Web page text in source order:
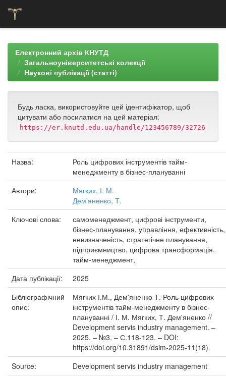
navigationЕлектронний архів КНУТД
Загальноуніверситетські колекції
Наукові публікації (статті)
Будь ласка, використовуйте цей ідентифікатор, щоб
цитувати або посилатися на цей матеріал:
https://er.knutd.edu.ua/handle/123456789/32726
Назва:
Роль цифрових інструментів тайм-
менеджменту в бізнес-плануванні
Автори:
Мягких, І. М.
Дем'яненко, Т.
Ключові слова:
самоменеджмент, цифрові інструменти,
бізнес-планування, управління, ефективність,
невизначеність, стратегічне планування,
підприємництво, цифрова трансформація.
тайм-менеджмент,
Дата публікації:
2025
Бібліографічний
опис:
Мягких І.М., Дем'яненко Т. Роль цифрових
інструментів тайм-менеджменту в бізнес-
плануванні / І. М. Мягких, Т. Дем'яненко //
Development servis industry management. –
2025. – №3. – С.118-123. – DOI:
https://doi.org/10.31891/dsim-2025-11(18).
Source:
Development servis industry management